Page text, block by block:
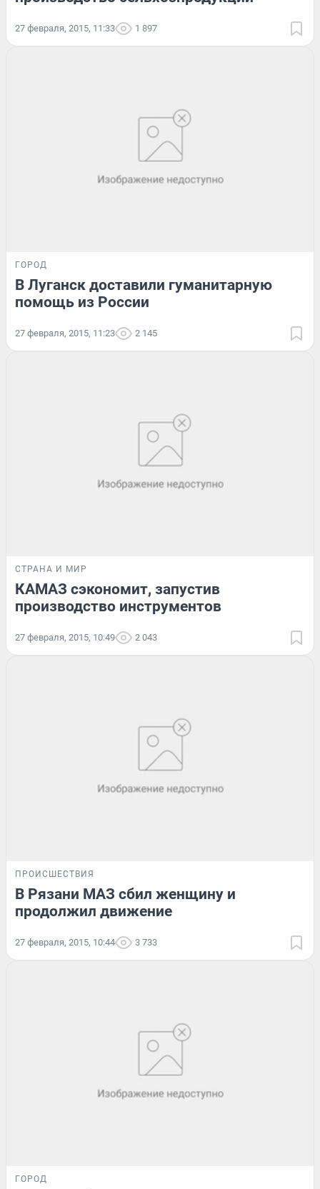
27 февраля, 2015, 11:33 1 897
ГОРОД
В Луганск доставили гуманитарную
помощь из России
27 февраля, 2015, 11:23 2 145
СТРАНА И МИР
КАМАЗ сэкономит, запустив
производство инструментов
27 февраля, 2015, 10:49 2 043
ПРОИСШЕСТВИЯ
В Рязани МАЗ сбил женщину и
продолжил движение
27 февраля, 2015, 10:44 3 733
ГОРОД